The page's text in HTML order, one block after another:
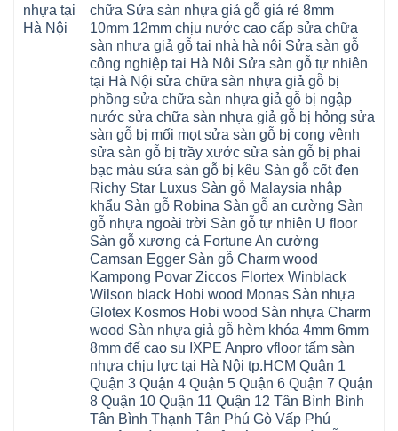
đức
phòng
xuyên
giang
Hoài
Đồng
Đồng
Khánh
Phượng
Thuận
Tràng
Phòng
Đông
Phúc
Thịnh
Thượng
Phúc
Thường
Dương
Hồng
Xuyên
Phượng
Chuyên
Nẵng
Xuyên
Thanh
Nghệ
nhựa
composite
Đông
Quảng
Thượng
Xuân
Phương
Nẵng
Hưng
Hưng
Đông
Quảng
4mm
nhiêu
charm
wood
hobiwood
kosmos
fukione
4mm
nước
Xuyên
Phượng
chữa Sửa sàn nhựa giả gỗ giá rẻ 8mm
10mm 12mm chịu nước cao cấp sửa chữa
sàn nhựa giả gỗ tại nhà hà nội Sửa sàn gỗ
công nghiệp tại Hà Nội Sửa sàn gỗ tự nhiên
tại Hà Nội sửa chữa sàn nhựa giả gỗ bị
phồng sửa chữa sàn nhựa giả gỗ bị ngập
nước sửa chữa sàn nhựa giả gỗ bị hỏng sửa
sàn gỗ bị mối mọt sửa sàn gỗ bị cong vênh
sửa sàn gỗ bị trầy xước sửa sàn gỗ bị phai
bạc màu sửa sàn gỗ bị kêu Sàn gỗ cốt đen
Richy Star Luxus Sàn gỗ Malaysia nhập
khẩu Sàn gỗ Robina Sàn gỗ an cường Sàn
gỗ nhựa ngoài trời Sàn gỗ tự nhiên U floor
Sàn gỗ xương cá Fortune An cường
Camsan Egger Sàn gỗ Charm wood
Kampong Povar Ziccos Flortex Winblack
Wilson black Hobi wood Monas Sàn nhựa
Glotex Kosmos Hobi wood Sàn nhựa Charm
wood Sàn nhựa giả gỗ hèm khóa 4mm 6mm
8mm đế cao su IXPE Anpro vfloor tấm sàn
nhựa chịu lực tại Hà Nội tp.HCM Quận 1
Quận 3 Quận 4 Quận 5 Quận 6 Quận 7 Quận
8 Quận 10 Quận 11 Quận 12 Tân Bình Bình
Tân Bình Thạnh Tân Phú Gò Vấp Phú